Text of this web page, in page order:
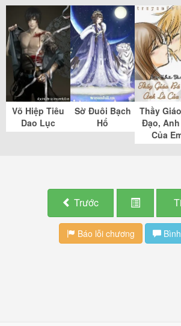
Võ Hiệp Tiêu
Dao Lục
Sờ Đuôi Bạch
Hổ
Thầy
Đạo,
Của
Trước
Báo lỗi chương